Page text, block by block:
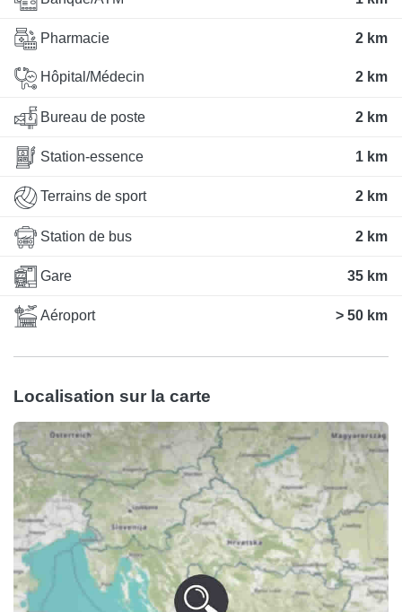
Pharmacie 2 km
Hôpital/Médecin 2 km
Bureau de poste 2 km
Station-essence 1 km
Terrains de sport 2 km
Station de bus 2 km
Gare 35 km
Aéroport > 50 km
Localisation sur la carte